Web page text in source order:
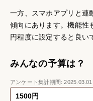
一方、スマホアプリと連
傾向にあります。機能性
円程度に設定すると良い
みんなの予算は？
アンケート集計期間:2025.03.01
1500円